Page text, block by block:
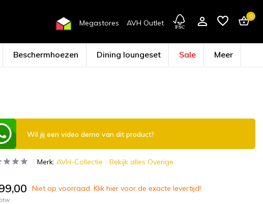
Megastores AVH Outlet
0
Beschermhoezen Dining loungeset Sale Meer
Wil jij een video demo van dit product?
Merk: AVH-Collectie Bekijk alles Overige
Niet op voorraad. Klik hier voor de exacte levertijd!